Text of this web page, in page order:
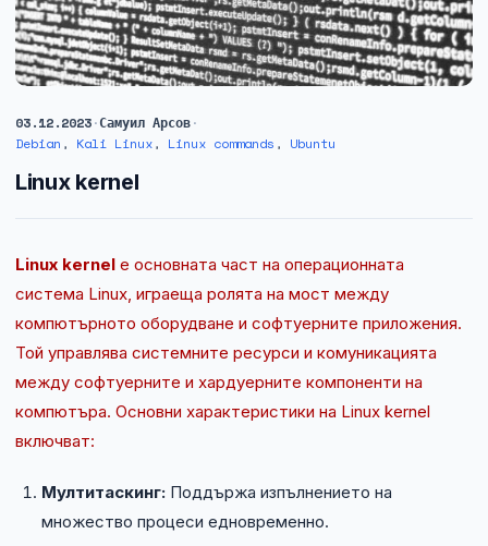
Firewall и VPN
Хостинг и VPS сървъри
Абонаментна IT поддръжка
NIS2
Технически изисквания
Общи условия
Правна информация
GDPR
Блог
03.12.2023·Самуил Арсов·
Debian , Kali Linux, Linux commands , Ubuntu
Linux kernel
Linux kernel е основната част на операционната
система Linux, играеща ролята на мост между
компютърното оборудване и софтуерните приложения.
Той управлява системните ресурси и комуникацията
между софтуерните и хардуерните компоненти на
компютъра. Основни характеристики на Linux kernel
включват:
Мултитаскинг: Поддържа изпълнението на
множество процеси едновременно.